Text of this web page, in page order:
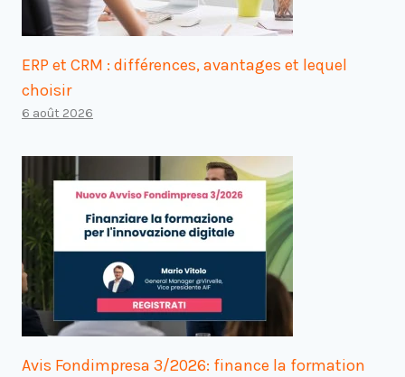
ERP et CRM : différences, avantages et lequel
choisir
6 août 2026
Avis Fondimpresa 3/2026: finance la formation